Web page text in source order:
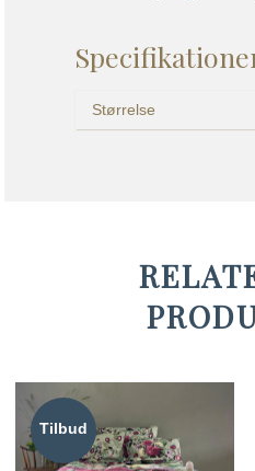
Størrelse
Tilbud